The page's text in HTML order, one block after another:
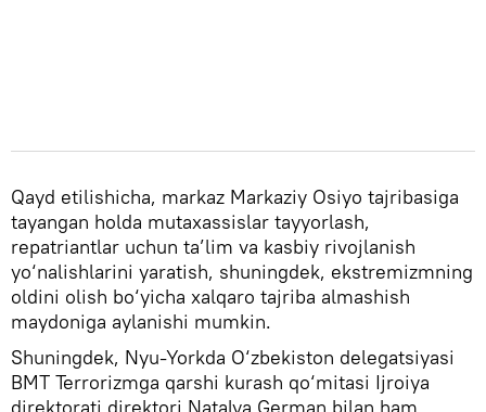
Qayd etilishicha, markaz Markaziy Osiyo tajribasiga
tayangan holda mutaxassislar tayyorlash,
repatriantlar uchun ta’lim va kasbiy rivojlanish
yo‘nalishlarini yaratish, shuningdek, ekstremizmning
oldini olish bo‘yicha xalqaro tajriba almashish
maydoniga aylanishi mumkin.
Shuningdek, Nyu-Yorkda O‘zbekiston delegatsiyasi
BMT Terrorizmga qarshi kurash qo‘mitasi Ijroiya
direktorati direktori Natalya German bilan ham